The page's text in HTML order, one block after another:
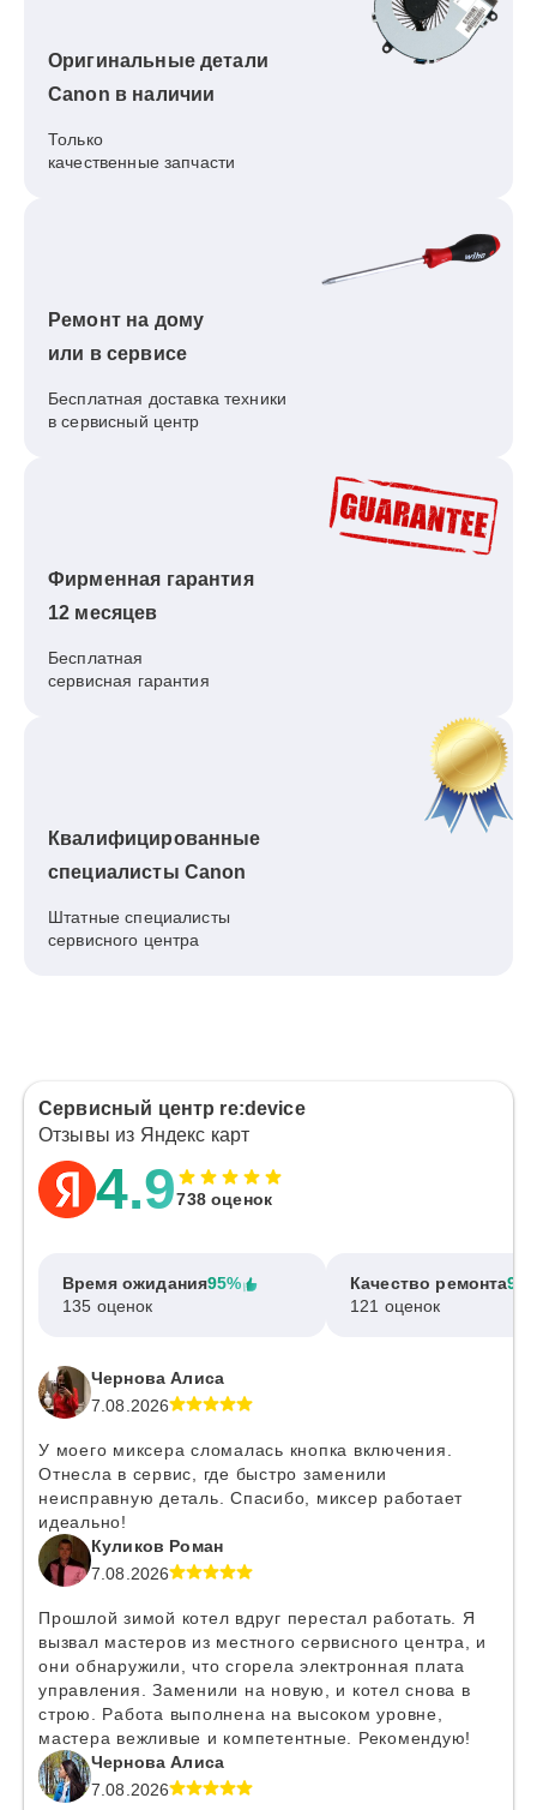
Оригинальные детали
Canon в наличии
Только
качественные запчасти
Ремонт на дому
или в сервисе
Бесплатная доставка техники
в сервисный центр
Фирменная гарантия
12 месяцев
Бесплатная
сервисная гарантия
Квалифицированные
специалисты Canon
Штатные специалисты
сервисного центра
Сервисный центр re:device
Отзывы из Яндекс карт
4.9738 оценок
Время ожидания95%
135 оценок
Качество ремонта
121 оценок
Чернова Алиса
7.08.2026
У моего миксера сломалась кнопка включения.
Отнесла в сервис, где быстро заменили
неисправную деталь. Спасибо, миксер работает
идеально!
Куликов Роман
7.08.2026
Прошлой зимой котел вдруг перестал работать. Я
вызвал мастеров из местного сервисного центра, и
они обнаружили, что сгорела электронная плата
управления. Заменили на новую, и котел снова в
строю. Работа выполнена на высоком уровне,
мастера вежливые и компетентные. Рекомендую!
Чернова Алиса
7.08.2026